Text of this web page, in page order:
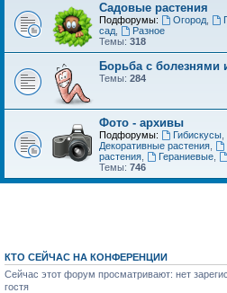
Садовые растения
Подфорумы: Огород,
сад
Разное
Темы: 318
Борьба с болезнями
Темы: 284
Фото - архивы
Подфорумы: Гибискусы,
Декоративные растения
растения
Гераниевые,
Темы: 746
КТО СЕЙЧАС НА КОНФЕРЕНЦИИ
Сейчас этот форум просматривают: нет
гостя